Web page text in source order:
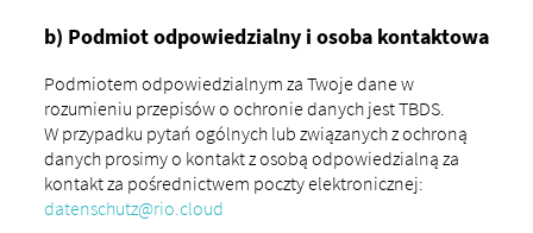
b) Podmiot odpowiedzialny i osoba kontaktowa
Podmiotem odpowiedzialnym za Twoje dane w
rozumieniu przepisów o ochronie danych jest TBDS.
W przypadku pytań ogólnych lub związanych z ochroną
danych prosimy o kontakt z osobą odpowiedzialną za
kontakt za pośrednictwem poczty elektronicznej:
datenschutz@rio.cloud